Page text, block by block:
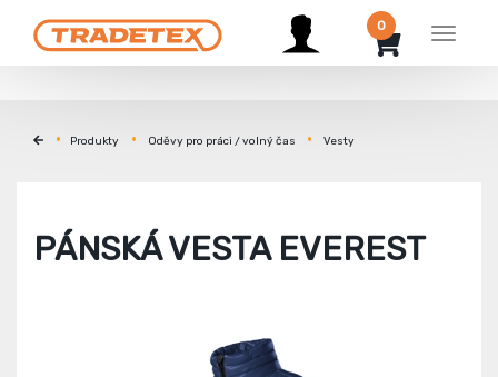
Menu
0
Produkty Oděvy pro práci / volný čas Vesty
PÁNSKÁ VESTA EVEREST